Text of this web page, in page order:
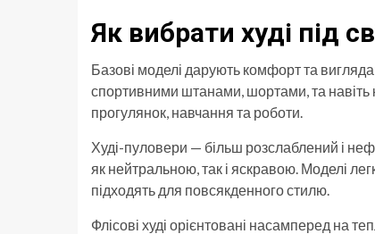
Як вибрати худі під
Базові моделі дарують комфорт та
спортивними штанами, шортами, та
прогулянок, навчання та роботи.
Худі-пуловери — більш розслаблений і
як нейтральною, так і яскравою. Моделі
підходять для повсякденного стилю.
Флісові худі орієнтовані насамперед на